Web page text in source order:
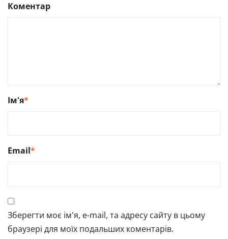
Коментар
Ім'я*
Email*
Зберегти моє ім'я, e-mail, та адресу сайту в цьому
браузері для моїх подальших коментарів.